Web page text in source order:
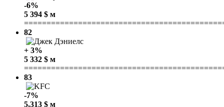
-6%
5 394 $ м
82
+ 3%
5 332 $ м
83
-7%
5,313 $ м